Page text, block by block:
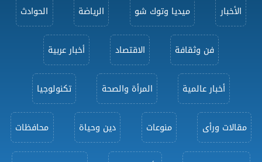
الأخبار ميديا وتوك شو الرياضة الحوادث
فن وثقافة الاقتصاد أخبار عربية
أخبار عالمية المرأة والصحة تكنولوجيا
مقالات ورأى منوعات دين وحياة محافظات